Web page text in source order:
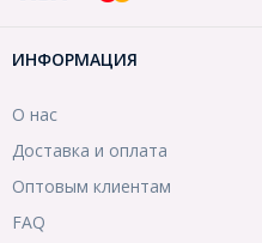
ИНФОРМАЦИЯ
О нас
Доставка и оплата
Оптовым клиентам
FAQ